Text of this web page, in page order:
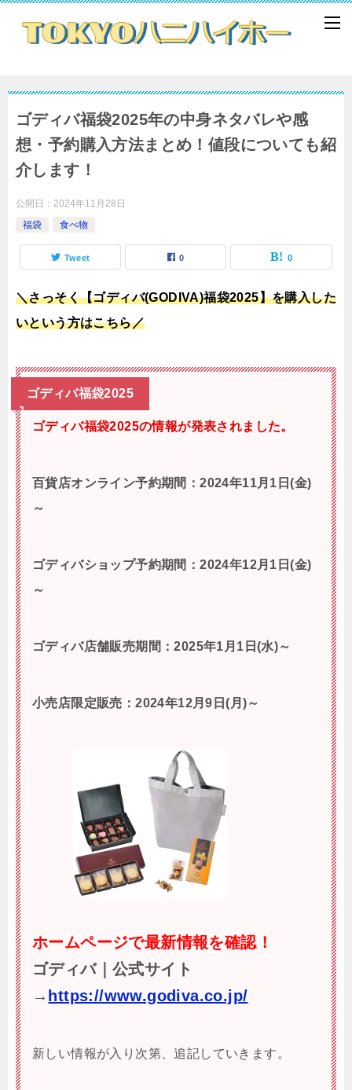
ゴディバ福袋2025年の中身ネタバレや感
想・予約購入方法まとめ！値段についても紹
介します！
公開日： 2024年11月28日
福袋
食べ物
Tweet 0 0
＼さっそく【ゴディバ(GODIVA)福袋2025】を購入した
いという方はこちら／
ゴディバ福袋2025
ゴディバ福袋2025の情報が発表されました。
百貨店オンライン予約期間：2024年11月1日(金)
～
ゴディバショップ予約期間：2024年12月1日(金)
～
ゴディバ店舗販売期間：2025年1月1日(水)～
小売店限定販売：2024年12月9日(月)～
ホームページで最新情報を確認！
ゴディバ｜公式サイト
→ https://www.godiva.co.jp/
新しい情報が入り次第、追記していきます。